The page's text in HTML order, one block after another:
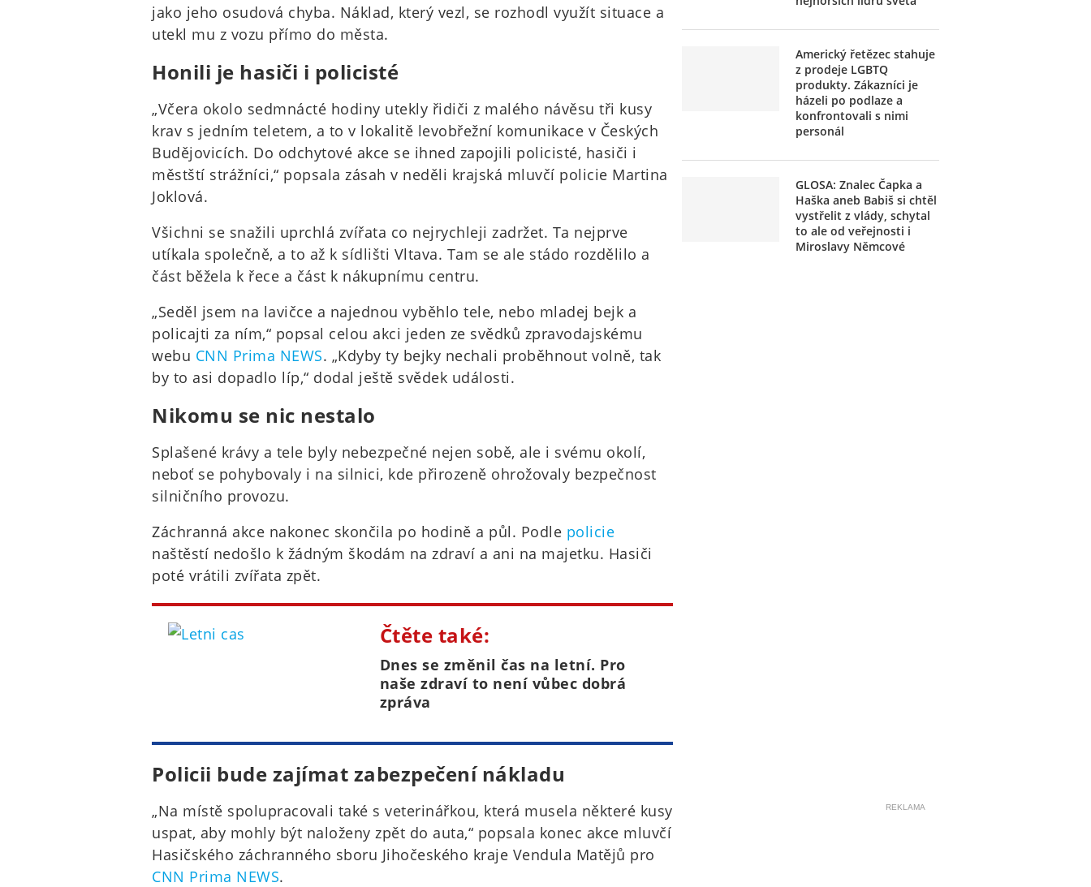
jako jeho osudová chyba. Náklad, který vezl, se rozhodl využít situace a
utekl mu z vozu přímo do města.
Honili je hasiči i policisté
„Včera okolo sedmnácté hodiny utekly řidiči z malého návěsu tři kusy
krav s jedním teletem, a to v lokalitě levobřežní komunikace v Českých
Budějovicích. Do odchytové akce se ihned zapojili policisté, hasiči i
městští strážníci,“ popsala zásah v neděli krajská mluvčí policie Martina
Joklová.
Všichni se snažili uprchlá zvířata co nejrychleji zadržet. Ta nejprve
utíkala společně, a to až k sídlišti Vltava. Tam se ale stádo rozdělilo a
část běžela k řece a část k nákupnímu centru.
„Seděl jsem na lavičce a najednou vyběhlo tele, nebo mladej bejk a
policajti za ním,“ popsal celou akci jeden ze svědků zpravodajskému
webu CNN Prima NEWS. „Kdyby ty bejky nechali proběhnout volně, tak
by to asi dopadlo líp,“ dodal ještě svědek události.
Nikomu se nic nestalo
Splašené krávy a tele byly nebezpečné nejen sobě, ale i svému okolí,
neboť se pohybovaly i na silnici, kde přirozeně ohrožovaly bezpečnost
silničního provozu.
Záchranná akce nakonec skončila po hodině a půl. Podle policie
naštěstí nedošlo k žádným škodám na zdraví a ani na majetku. Hasiči
poté vrátili zvířata zpět.
Čtěte také:
Dnes se změnil čas na letní. Pro
naše zdraví to není vůbec dobrá
zpráva
Policii bude zajímat zabezpečení nákladu
„Na místě spolupracovali také s veterinářkou, která musela některé kusy
uspat, aby mohly být naloženy zpět do auta,“ popsala konec akce mluvčí
Hasičského záchranného sboru Jihočeského kraje Vendula Matějů pro
CNN Prima NEWS.
Americký řetězec stahuje
z prodeje LGBTQ
produkty. Zákazníci je
házeli po podlaze a
konfrontovali s nimi
personál
GLOSA: Znalec Čapka a
Haška aneb Babiš si chtěl
vystřelit z vlády, schytal
to ale od veřejnosti i
Miroslavy Němcové
REKLAMA